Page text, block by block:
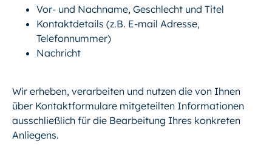
Vor- und Nachname, Geschlecht und Titel
Kontaktdetails (z.B. E-mail Adresse,
Telefonnummer)
Nachricht
Wir erheben, verarbeiten und nutzen die von Ihnen
über Kontaktformulare mitgeteilten Informationen
ausschließlich für die Bearbeitung Ihres konkreten
Anliegens.